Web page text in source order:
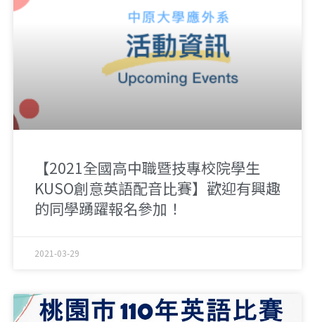
【2021全國高中職暨技專校院學生
KUSO創意英語配音比賽】歡迎有興趣
的同學踴躍報名參加！
2021-03-29